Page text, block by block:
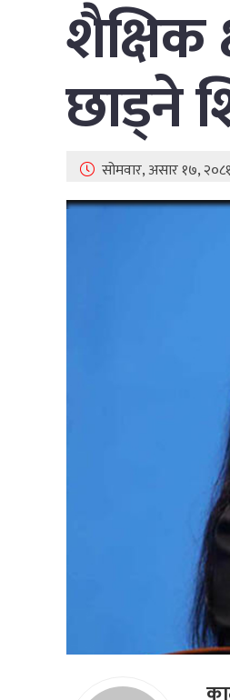
शैक्षिक
छाड्ने
सोमवार, असार १७, २०८१